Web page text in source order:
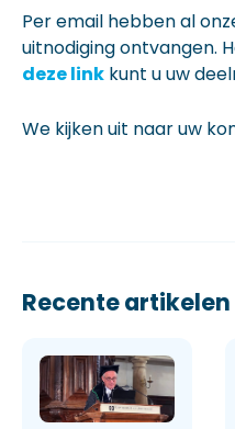
Per email hebben al
uitnodiging ontvangen.
deze link kunt u uw
We kijken uit naar uw
Recente artikelen